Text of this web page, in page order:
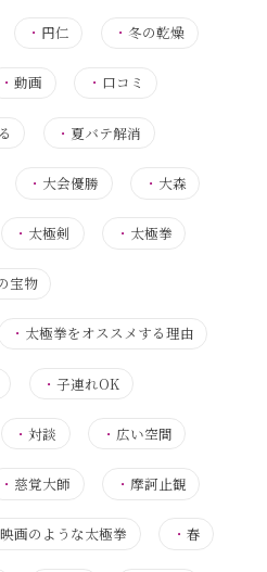
・ 円仁 ・ 冬の乾燥
・動画 ・ 口コミ
・ 夏バテ解消
・ 大会優勝 ・ 大森
・ 太極剣 ・ 太極拳
宝物
・ 太極拳をオススメする理由
・子連れOK
・対談 ・ 広い空間
・ 慈覚大師 ・ 摩訶止観
映画のような太極拳 ・ 春